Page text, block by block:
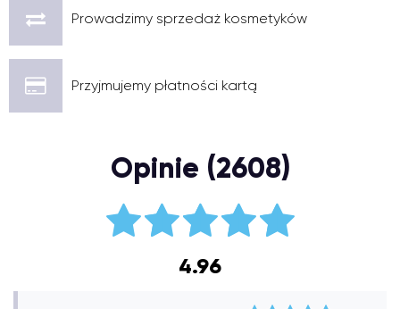
Prowadzimy sprzedaż kosmetyków
Przyjmujemy płatności kartą
Opinie (2608)
4.96